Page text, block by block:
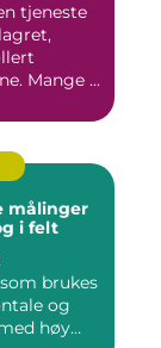
tjeneste
Mange ...
i felt
brukes
og
høy